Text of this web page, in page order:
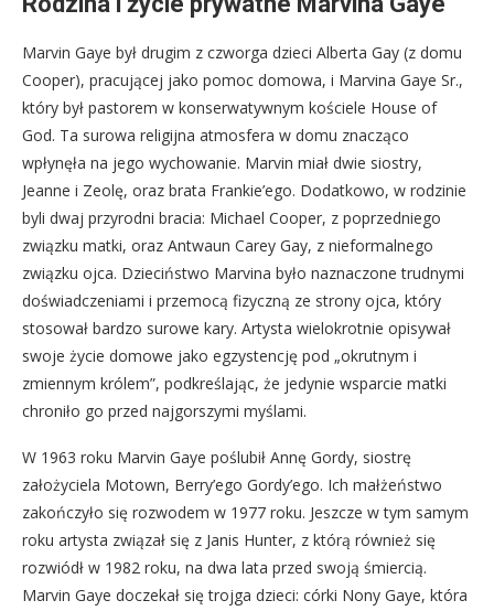
Marvin Gaye był drugim z czworga dzieci Alberta Gay (z domu
Cooper), pracującej jako pomoc domowa, i Marvina Gaye Sr.,
który był pastorem w konserwatywnym kościele House of
God. Ta surowa religijna atmosfera w domu znacząco
wpłynęła na jego wychowanie. Marvin miał dwie siostry,
Jeanne i Zeolę, oraz brata Frankie’ego. Dodatkowo, w rodzinie
byli dwaj przyrodni bracia: Michael Cooper, z poprzedniego
związku matki, oraz Antwaun Carey Gay, z nieformalnego
związku ojca. Dzieciństwo Marvina było naznaczone trudnymi
doświadczeniami i przemocą fizyczną ze strony ojca, który
stosował bardzo surowe kary. Artysta wielokrotnie opisywał
swoje życie domowe jako egzystencję pod „okrutnym i
zmiennym królem”, podkreślając, że jedynie wsparcie matki
chroniło go przed najgorszymi myślami.
W 1963 roku Marvin Gaye poślubił Annę Gordy, siostrę
założyciela Motown, Berry’ego Gordy’ego. Ich małżeństwo
zakończyło się rozwodem w 1977 roku. Jeszcze w tym samym
roku artysta związał się z Janis Hunter, z którą również się
rozwiódł w 1982 roku, na dwa lata przed swoją śmiercią.
Marvin Gaye doczekał się trojga dzieci: córki Nony Gaye, która